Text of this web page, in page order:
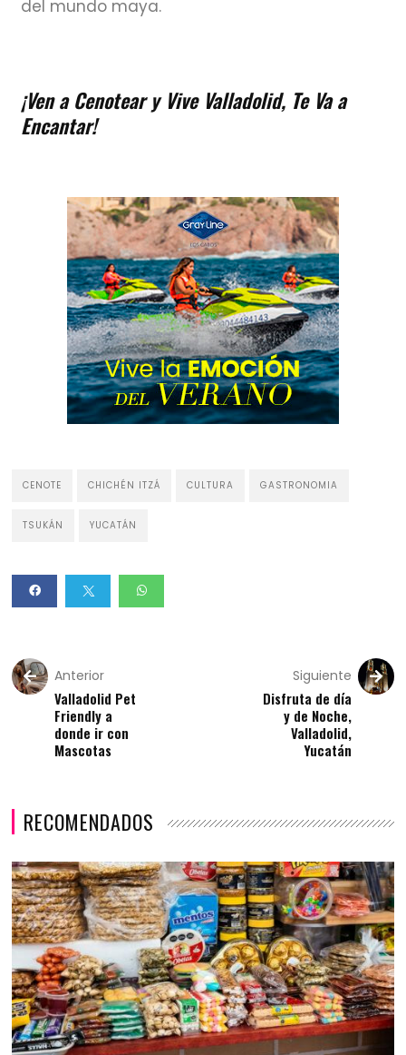
del mundo maya.
¡Ven a Cenotear y Vive Valladolid, Te Va a
Encantar!
CENOTE CHICHÉN ITZÁ CULTURA GASTRONOMIA
TSUKÁN YUCATÁN
Anterior
Valladolid Pet
Friendly a
donde ir con
Mascotas
Siguiente
Disfruta de día
y de Noche,
Valladolid,
Yucatán
RECOMENDADOS